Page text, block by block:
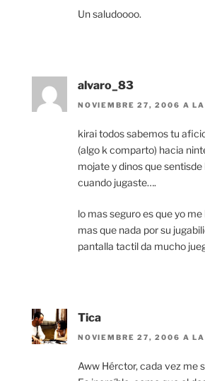
Un saludoooo.
alvaro_83
NOVIEMBRE 27, 2006 A
kirai todos sabemos tu
(algo k comparto) hacia
mojate y dinos que
cuando jugaste….
lo mas seguro es que yo
mas que nada por su
pantalla tactil da mucho
Tica
NOVIEMBRE 27, 2006 A
Aww Hérctor, cada vez me